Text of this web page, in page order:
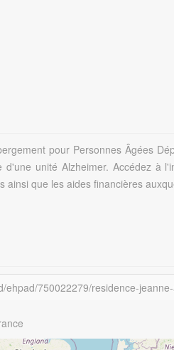
pour Personnes Âgées
unité Alzheimer. Accédez à
que les aides financières
750022279/residence-